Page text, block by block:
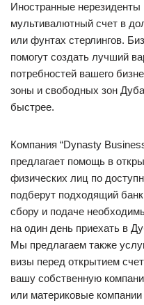
Иностранные нерезиденты
мультивалютный счет в
или фунтах стерлингов.
помогут создать лучший
потребностей вашего
зоны и свободных зон
быстрее.
Компания “Dynasty
предлагает помощь в
физических лиц по
подберут подходящий
сбору и подаче
на один день приехать в
Мы предлагаем также
визы перед открытием
вашу собственную
или материковые